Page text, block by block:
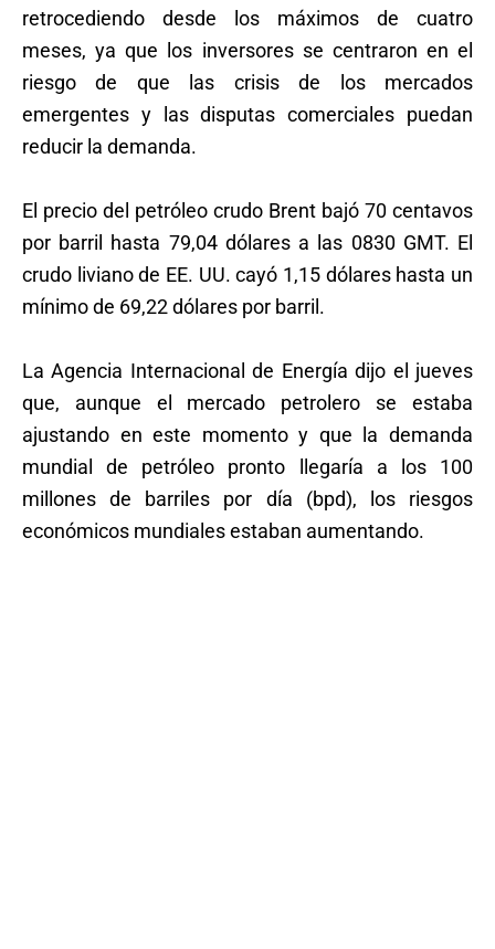
retrocediendo desde los máximos de cuatro
meses, ya que los inversores se centraron en el
riesgo de que las crisis de los mercados
emergentes y las disputas comerciales puedan
reducir la demanda.
El precio del petróleo crudo Brent bajó 70 centavos
por barril hasta 79,04 dólares a las 0830 GMT. El
crudo liviano de EE. UU. cayó 1,15 dólares hasta un
mínimo de 69,22 dólares por barril.
La Agencia Internacional de Energía dijo el jueves
que, aunque el mercado petrolero se estaba
ajustando en este momento y que la demanda
mundial de petróleo pronto llegaría a los 100
millones de barriles por día (bpd), los riesgos
económicos mundiales estaban aumentando.